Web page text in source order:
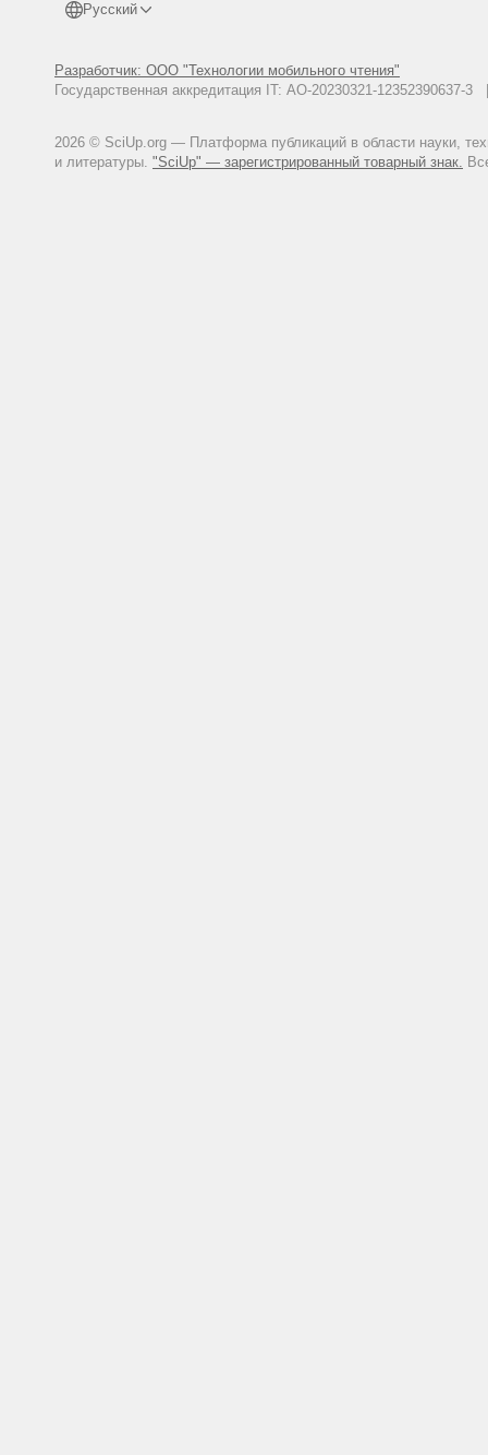
Русский
Разработчик: ООО "Технологии мобильного чтения"
Государственная аккредитация IT: АО-20230321-
2026 © SciUp.org — Платформа публикаций в области науки,
и литературы. "SciUp" — зарегистрированный товарный знак.